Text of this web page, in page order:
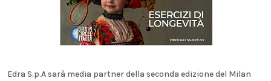
Edra S.p.A sarà media partner della seconda edizione del Milan